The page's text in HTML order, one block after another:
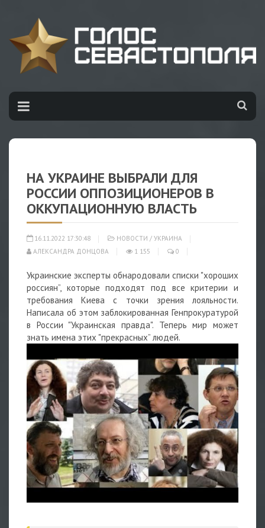
НА УКРАИНЕ ВЫБРАЛИ ДЛЯ
РОССИИ ОППОЗИЦИОНЕРОВ В
ОККУПАЦИОННУЮ ВЛАСТЬ
16.11.2022 17:30:48 НОВОСТИ / УКРАИНА
АЛЕКСАНДРА ДОНЦОВА
1 155 0
Украинские эксперты обнародовали списки "хороших
россиян”, которые подходят под все критерии и
требования Киева с точки зрения лояльности.
Написала об этом заблокированная Генпрокуратурой
в России "Украинская правда". Теперь мир может
знать имена этих "прекрасных” людей.